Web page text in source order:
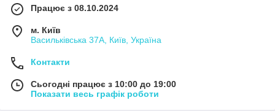
Працює з 08.10.2024
м. Київ
Васильківська 37А, Київ, Україна
Контакти
Сьогодні працює з 10:00 до 19:00
Показати весь графік роботи